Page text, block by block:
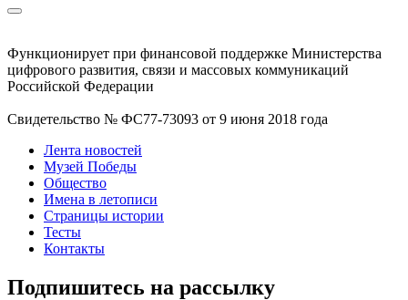
Функционирует при финансовой поддержке Министерства
цифрового развития, связи и массовых коммуникаций
Российской Федерации
Свидетельство № ФС77-73093 от 9 июня 2018 года
Лента новостей
Музей Победы
Общество
Имена в летописи
Страницы истории
Тесты
Контакты
Подпишитесь на рассылку